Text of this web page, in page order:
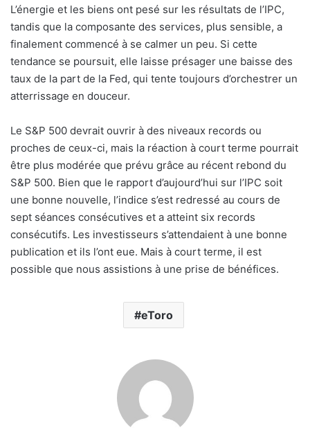
L’énergie et les biens ont pesé sur les résultats de l’IPC,
tandis que la composante des services, plus sensible, a
finalement commencé à se calmer un peu. Si cette
tendance se poursuit, elle laisse présager une baisse des
taux de la part de la Fed, qui tente toujours d’orchestrer un
atterrissage en douceur.
Le S&P 500 devrait ouvrir à des niveaux records ou
proches de ceux-ci, mais la réaction à court terme pourrait
être plus modérée que prévu grâce au récent rebond du
S&P 500. Bien que le rapport d’aujourd’hui sur l’IPC soit
une bonne nouvelle, l’indice s’est redressé au cours de
sept séances consécutives et a atteint six records
consécutifs. Les investisseurs s’attendaient à une bonne
publication et ils l’ont eue. Mais à court terme, il est
possible que nous assistions à une prise de bénéfices.
eToro